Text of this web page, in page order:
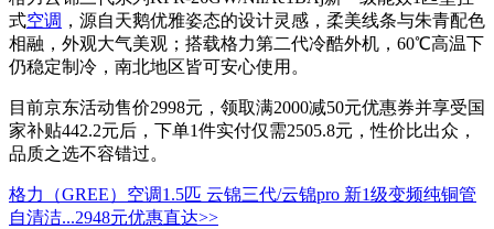
式空调 ，源自天鹅优雅姿态的设计灵感，柔美线条与朱青配色
相融，外观大气美观；搭载格力第二代冷酷外机，60℃高温下
仍稳定制冷，南北地区皆可安心使用。
目前京东活动售价2998元，领取满2000减50元优惠券并享受国
家补贴442.2元后，下单1件实付仅需2505.8元，性价比出众，
品质之选不容错过。
格力（GREE）空调1.5匹 云锦三代/云锦pro 新1级变频纯铜管
自清洁...2948元优惠直达>>